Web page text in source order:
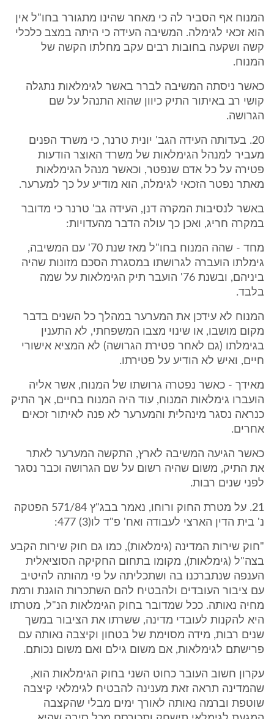
המנוח אף הסביר לה כי מאחר שהינו מתגורר בחו"ל אין
הוא זכאי לגימלה. המשיבה העידה כי היתה במצב כלכלי
קשה ושקעה בחובות רבים עקב מחלתו הקשה של
המנוח.
כאשר ניסתה המשיבה לברר באשר לגימלאות נתגלה
קושי רב באיתור התיק כיוון שהוא התנהל על שם
הגרושה.
20. בעדותה העידה הגב' יונית טרנר, כי משרד הפנים
מעביר למנהל הגימלאות של משרד האוצר הודעות
פטירה על כל אדם שנפטר, וכאשר מנהל הגימלאות
מאתר נפטר הזכאי לגימלה, הוא מודיע על כך למערער.
באשר לנסיבות המקרה דנן, העידה גב' טרנר כי מדובר
במקרה חריג, ואכן כך עולה הדבר מהעדויות:
מחד - שהה המנוח בחו"ל מאז שנת 70' עם המשיבה,
גימלתו הועברה לגרושתו במסגרת הסכם מזונות שהיה
ביניהם, ובשנת 76' הועבר תיק הגימלאות על שמה
בלבד.
המנוח לא עידכן את המערער במהלך כל השנים בדבר
מקום מושבו, או שינוי מצבו המשפחתי, לא התענין
בגימלתו (גם לאחר פטירת הגרושה) לא המציא אישורי
חיים, ואיש לא הודיע על פטירתו.
מאידך - כאשר נפטרה גרושתו של המנוח, אשר אליה
הועברו גימלאות המנוח, עוד היה המנוח בחיים, אך התיק
כנראה נסגר מינהלית והמערער לא פנה לאיתור זכאים
אחרים.
כאשר הגיעה המשיבה לארץ, התקשה המערער לאתר
את התיק, משום שהיה רשום על שם הגרושה וכבר נסגר
לפני שנים רבות.
21. על מטרת החוק ורוחו, נאמר בבג"ץ 571/84 הפטקה
נ' בית הדין הארצי לעבודה ואח' פ"ד לו(3) 477:
"חוק שירות המדינה (גימלאות), כמו גם חוק שירות הקבע
בצה"ל (גימלאות), מקומו בתחום החקיקה הסוציאלית
הענפה שנתברכנו בה ושתכליתה על פי מהותה להיטיב
עם ציבור העובדים ולהבטיח להם השתכרות הוגנת ורמת
מחיה נאותה. ככל שמדובר בחוק הגימלאות הנ"ל, מטרתו
היא להקנות לעובדי מדינה, ששרתו את הציבור במשך
שנים רבות, מידה מסוימת של בטחון וקיצבה נאותה עם
פרישתם לגימלאות, אם משום גילם ואם משום נכותם.
עקרון חשוב העובר כחוט השני בחוק הגימלאות הוא,
שהמדינה תראה זאת מענינה להבטיח לגימלאי קיצבה
שוטפת וברמה נאותה לאורך ימים מבלי שהקצבה